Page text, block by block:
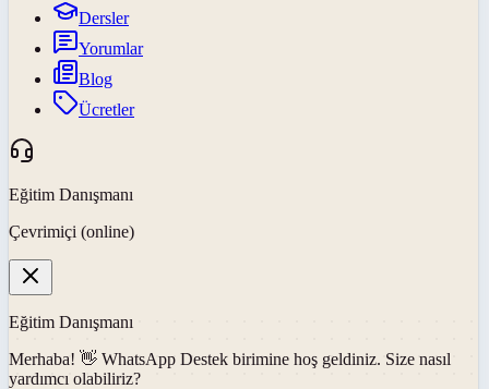
Dersler
Yorumlar
Blog
Ücretler
Eğitim Danışmanı
Çevrimiçi (online)
Eğitim Danışmanı
Merhaba! 👋 WhatsApp Destek birimine hoş geldiniz. Size nasıl
yardımcı olabiliriz?